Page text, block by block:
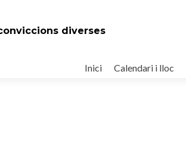
diverses
al
Inici Calendari i lloc